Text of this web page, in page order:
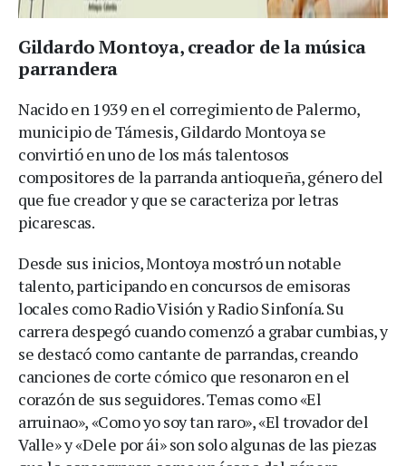
Gildardo Montoya, creador de la música
parrandera
Nacido en 1939 en el corregimiento de Palermo,
municipio de Támesis, Gildardo Montoya se
convirtió en uno de los más talentosos
compositores de la parranda antioqueña, género del
que fue creador y que se caracteriza por letras
picarescas.
Desde sus inicios, Montoya mostró un notable
talento, participando en concursos de emisoras
locales como Radio Visión y Radio Sinfonía. Su
carrera despegó cuando comenzó a grabar cumbias, y
se destacó como cantante de parrandas, creando
canciones de corte cómico que resonaron en el
corazón de sus seguidores. Temas como «El
arruinao», «Como yo soy tan raro», «El trovador del
Valle» y «Dele por ái» son solo algunas de las piezas